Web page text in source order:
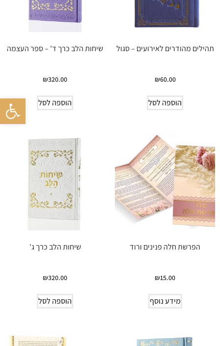
פתח
תהילים מהודרים לאירועים – סגול
₪60.00
הוספה לסל
שיחות הלב כרך ד' – ספר העצמה
₪320.00
הוספה לסל
הפרשת חלה פנינים ורוד
₪15.00
מידע נוסף
שיחות הלב כרך ג'
₪320.00
הוספה לסל